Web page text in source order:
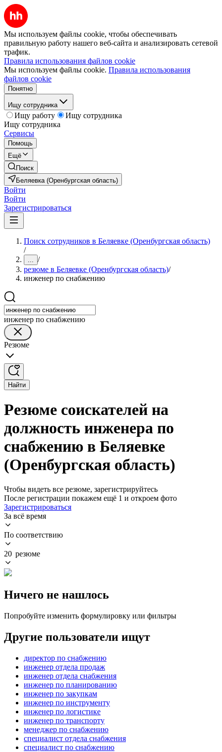
Мы используем файлы cookie, чтобы обеспечивать
правильную работу нашего веб-сайта и анализировать сетевой
трафик.
Правила использования файлов cookie
Мы используем файлы cookie. Правила использования
файлов cookie
Понятно
Ищу сотрудника
Ищу работу
Ищу сотрудника
Ищу сотрудника
Сервисы
Помощь
Ещё
Поиск
Беляевка (Оренбургская область)
Войти
Войти
Зарегистрироваться
Поиск сотрудников в Беляевке (Оренбургская область)
/
... /
резюме в Беляевке (Оренбургская область)/
инженер по снабжению
инженер по снабжению
Резюме
Найти
Резюме соискателей на
должность инженера по
снабжению в Беляевке
(Оренбургская область)
Чтобы видеть все резюме, зарегистрируйтесь
После регистрации покажем ещё 1 и откроем фото
Зарегистрироваться
За всё время
По соответствию
20 резюме
Ничего не нашлось
Попробуйте изменить формулировку или фильтры
Другие пользователи ищут
директор по снабжению
инженер отдела продаж
инженер отдела снабжения
инженер по планированию
инженер по закупкам
инженер по инструменту
инженер по логистике
инженер по транспорту
менеджер по снабжению
специалист отдела снабжения
специалист по снабжению